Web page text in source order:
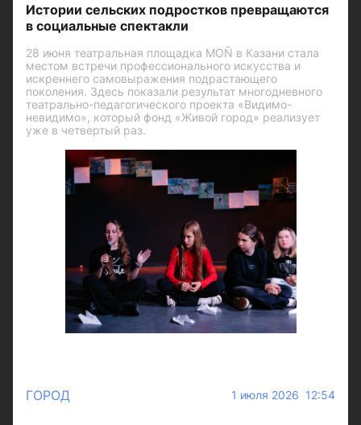
Истории сельских подростков превращаются
в социальные спектакли
28 июня театральная площадка MOÑ в Казани стала
местом встречи профессионального искусства и
искреннего самовыражения подрастающего
поколения. Здесь показали результат многодневного
театрально-педагогического проекта «Видимо-
невидимо», который фонд «Живой город» реализует
уже в четвертый раз.
ГОРОД 1 июля 2026 12:54